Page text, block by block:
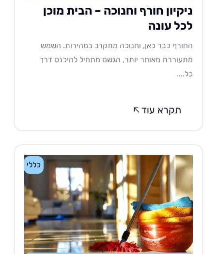
חורף וחנוכה – הבית מוכן
עונה
כבר כאן, וחנוכה מתקרב במהירות. השמש
מאוחר יותר, הגשם מתחיל להיכנס דרך
תקרא עוד
כללי